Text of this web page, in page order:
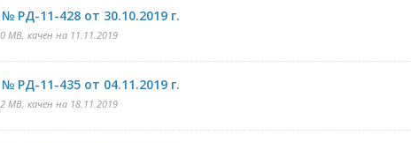
РД-11-428 от 30.10.2019 г.
MB, качен на 11.11.2019
РД-11-435 от 04.11.2019 г.
MB, качен на 18.11.2019